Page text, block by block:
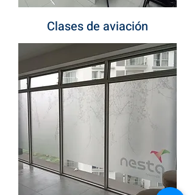
Clases de aviación